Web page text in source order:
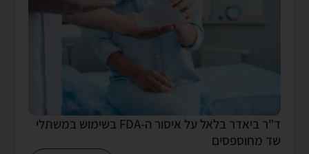
ד"ר ביאדר בלאל על איסור ה-FDA בשימוש במשתלי
שד מחוספסים